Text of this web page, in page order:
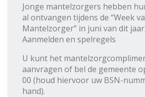
Jonge mantelzorgers hebben
al ontvangen tijdens de “Week
Mantelzorger” in juni van dit jaar.
Aanmelden en spelregels
U kunt het
aanvragen of bel de gemeente
00 (houd hiervoor uw BSN-
hand).